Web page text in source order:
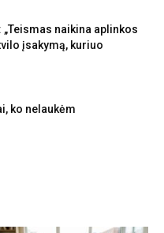
„Teismas naikina aplinkos
įsakymą, kuriuo
ko nelaukėm